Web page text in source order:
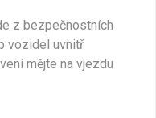
z bezpečnostních
vozidel uvnitř
mějte na vjezdu